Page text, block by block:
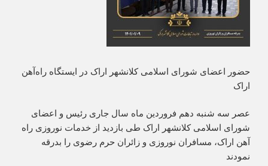
حضور اعضای شورای اسلامی کلانشهر اراک در ایستگاه راه‌آهن
اراک
عصر سه شنبه دهم فروردین ماه سال جاری رئیس و اعضای
شورای اسلامی کلانشهر اراک طی بازدید از خدمات نوروزی راه
آهن اراک، مسافران نوروزی و زائران حرم رضوی را بدرقه
نمودند